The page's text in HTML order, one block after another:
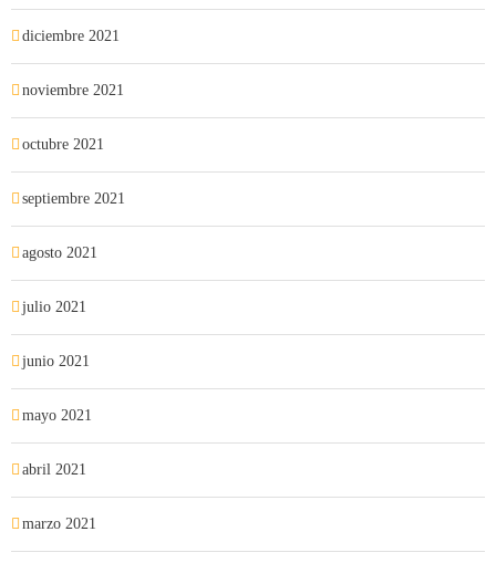
diciembre 2021
noviembre 2021
octubre 2021
septiembre 2021
agosto 2021
julio 2021
junio 2021
mayo 2021
abril 2021
marzo 2021